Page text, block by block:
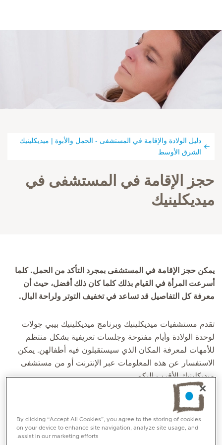
دليل الولادة والإقامة في المستشفى - الحمل والأبوة | ميديكلينيك
الشرق الأوسط
حجز الإقامة في المستشفى في
ميديكلينيك
يمكن حجز الإقامة في المستشفى بمجرد التأكد من الحمل. كلما
أسرعت المرأة في القيام بذلك كلما كان ذلك أفضل، حيث أن
معرفة كل التفاصيل قد تساعد في تخفيف التوتر ولراحة البال.
تقدم مستشفيات ميديكلينيك وبرنامج ميديكلينيك بيبي جولات
لوحدة الولادة وأيام مفتوحة وجلسات تعريفية بشكل منتظم
للأمهات لمعرفة المكان الذي سيستقبلون فيه أطفالهن. يمكن
الاستفسار عن هذه المعلومات عبر الإنترنت أو من مستشفى
ميديكلينيك الأقرب إليكم.
الموافقة المبدئية
لا يمكن تحديد اليوم المحدد الذي سيلد في الطفل. ولكن للتأكد
من استعداد المستشفى لقبول المرأة يرجى زيارة مكتب
By clicking “Accept All Cookies”, you agree to the storing of cookies
on your device to enhance site navigation, analyze site usage, and
assist in our marketing efforts.